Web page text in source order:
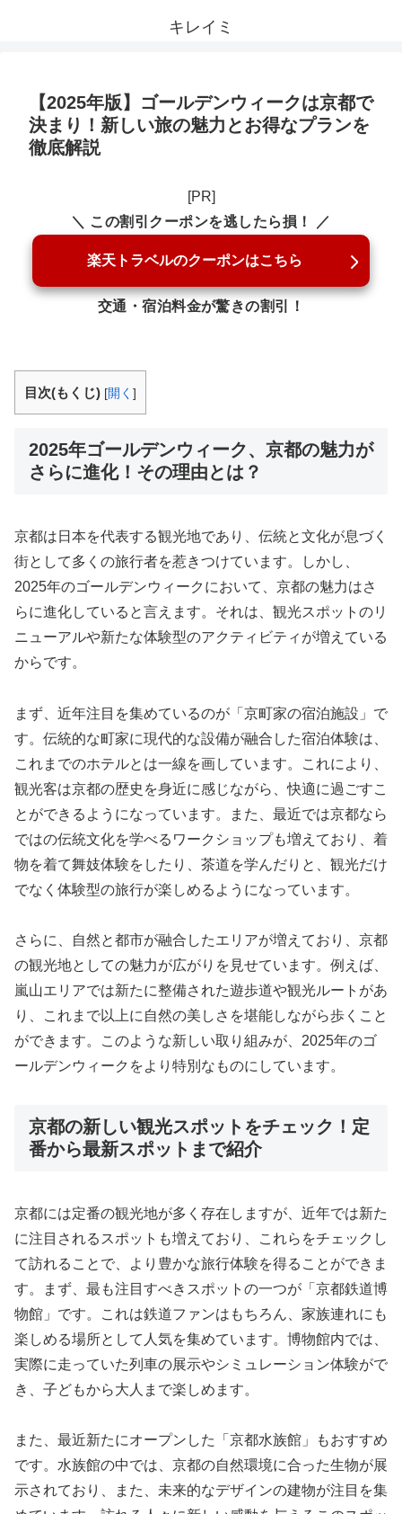
キレイミ
【2025年版】ゴールデンウィークは京都で
決まり！新しい旅の魅力とお得なプランを
徹底解説
[PR]
＼ この割引クーポンを逃したら損！ ／
楽天トラベルのクーポンはこちら
交通・宿泊料金が驚きの割引！
目次(もくじ) [開く ]
2025年ゴールデンウィーク、京都の魅力が
さらに進化！その理由とは？
京都は日本を代表する観光地であり、伝統と文化が息づく
街として多くの旅行者を惹きつけています。しかし、
2025年のゴールデンウィークにおいて、京都の魅力はさ
らに進化していると言えます。それは、観光スポットのリ
ニューアルや新たな体験型のアクティビティが増えている
からです。
まず、近年注目を集めているのが「京町家の宿泊施設」で
す。伝統的な町家に現代的な設備が融合した宿泊体験は、
これまでのホテルとは一線を画しています。これにより、
観光客は京都の歴史を身近に感じながら、快適に過ごすこ
とができるようになっています。また、最近では京都なら
ではの伝統文化を学べるワークショップも増えており、着
物を着て舞妓体験をしたり、茶道を学んだりと、観光だけ
でなく体験型の旅行が楽しめるようになっています。
さらに、自然と都市が融合したエリアが増えており、京都
の観光地としての魅力が広がりを見せています。例えば、
嵐山エリアでは新たに整備された遊歩道や観光ルートがあ
り、これまで以上に自然の美しさを堪能しながら歩くこと
ができます。このような新しい取り組みが、2025年のゴ
ールデンウィークをより特別なものにしています。
京都の新しい観光スポットをチェック！定
番から最新スポットまで紹介
京都には定番の観光地が多く存在しますが、近年では新た
に注目されるスポットも増えており、これらをチェックし
て訪れることで、より豊かな旅行体験を得ることができま
す。まず、最も注目すべきスポットの一つが「京都鉄道博
物館」です。これは鉄道ファンはもちろん、家族連れにも
楽しめる場所として人気を集めています。博物館内では、
実際に走っていた列車の展示やシミュレーション体験がで
き、子どもから大人まで楽しめます。
また、最近新たにオープンした「京都水族館」もおすすめ
です。水族館の中では、京都の自然環境に合った生物が展
示されており、また、未来的なデザインの建物が注目を集